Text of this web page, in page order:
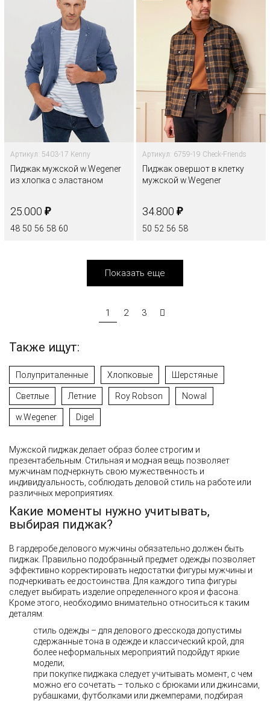
Артикул: 5403-17 Kenny
Пиджак мужской w.Wegener
из хлопка с эластаном
25.000 ₽
48 50 56 58 60
Артикул: 6759-19 Check-Friends
Пиджак овершот в клетку
мужской w.Wegener
34.800 ₽
50 52 56 58
Показать еще
1 2 3
Также ищут:
Полуприталенные Хлопковые Шерстяные
Светлые Летние Roy Robson Nowal
w.Wegener Digel
Мужской пиджак делает образ более строгим и
презентабельным. Стильная и модная вещь позволяет
мужчинам подчеркнуть свою мужественность и
индивидуальность, соблюдать деловой стиль на работе или
различных мероприятиях.
Какие моменты нужно учитывать,
выбирая пиджак?
В гардеробе делового мужчины обязательно должен быть
пиджак. Правильно подобранный предмет одежды позволяет
эффективно корректировать недостатки фигуры мужчины и
подчеркивать ее достоинства. Для каждого типа фигуры
следует выбирать изделие определенного кроя и фасона.
Кроме этого, необходимо внимательно относиться к таким
деталям:
стиль одежды – для делового дресскода допустимы
сдержанные тона в одежде и классический крой, для
более неформальных мероприятий подойдут яркие
модели;
при покупке пиджака следует учитывать момент, с чем
можно его сочетать – только с брюками или джинсами,
рубашками, футболками или джемперами, подбирая